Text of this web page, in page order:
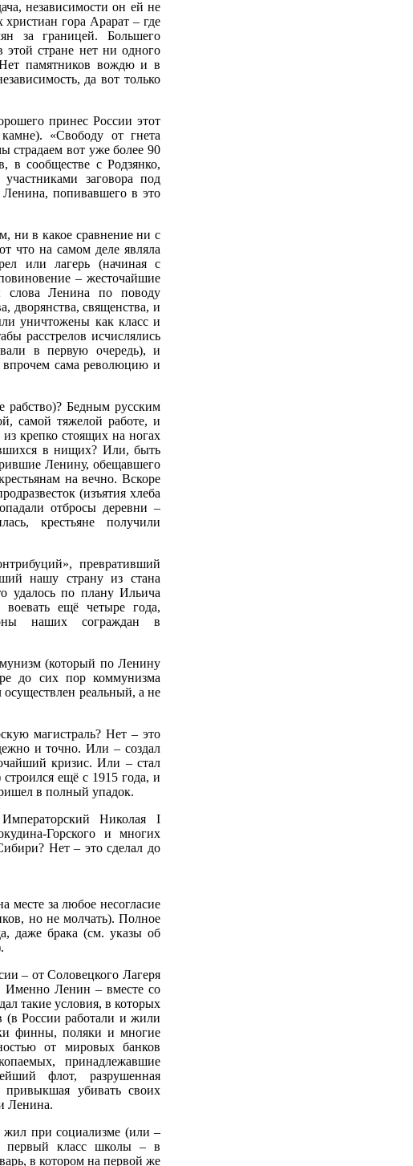
независимости он ей не
гора Арарат – где
за границей. Большего
стране нет ни одного
памятников вождю и в
да вот только
принес России этот
«Свободу от гнета
страдаем вот уже более 90
сообществе с Родзянко,
заговора под
Ленина, попивавшего в это
ни в какое сравнение ни с
что на самом деле являла
или лагерь (начиная с
– жесточайшие
Ленина по поводу
дворянства, священства, и
уничтожены как класс и
расстрелов исчислялись
в первую очередь), и
впрочем сама революцию и
рабство)? Бедным русским
самой тяжелой работе, и
крепко стоящих на ногах
в нищих? Или, быть
Ленину, обещавшего
на вечно. Вскоре
(изъятия хлеба
отбросы деревни –
крестьяне получили
превративший
нашу страну из стана
удалось по плану Ильича
ещё четыре года,
наших сограждан в
(который по Ленину
до сих пор коммунизма
реальный, а не
магистраль? Нет – это
и точно. Или – создал
кризис. Или – стал
ещё с 1915 года, и
в полный упадок.
Николая I
Горского и многих
Нет – это сделал до
месте за любое несогласие
но не молчать). Полное
даже брака (см. указы об
– от Соловецкого Лагеря
Именно Ленин – вместе со
такие условия, в которых
(в России работали и жили
финны, поляки и многие
от мировых банков
принадлежавшие
флот, разрушенная
привыкшая убивать своих
Ленина.
жил при социализме (или –
первый класс школы – в
в котором на первой же